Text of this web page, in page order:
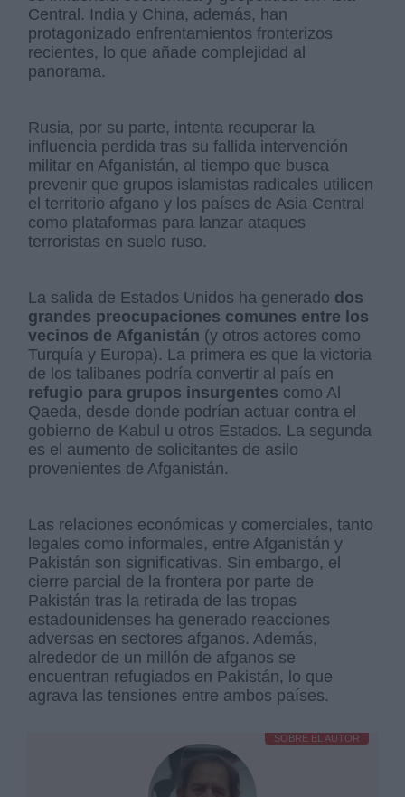
Central. India y China, además, han
protagonizado enfrentamientos fronterizos
recientes, lo que añade complejidad al
panorama.
Rusia, por su parte, intenta recuperar la
influencia perdida tras su fallida intervención
militar en Afganistán, al tiempo que busca
prevenir que grupos islamistas radicales utilicen
el territorio afgano y los países de Asia Central
como plataformas para lanzar ataques
terroristas en suelo ruso.
La salida de Estados Unidos ha generado dos
grandes preocupaciones comunes entre los
vecinos de Afganistán (y otros actores como
Turquía y Europa). La primera es que la victoria
de los talibanes podría convertir al país en
refugio para grupos insurgentes como Al
Qaeda, desde donde podrían actuar contra el
gobierno de Kabul u otros Estados. La segunda
es el aumento de solicitantes de asilo
provenientes de Afganistán.
Las relaciones económicas y comerciales, tanto
legales como informales, entre Afganistán y
Pakistán son significativas. Sin embargo, el
cierre parcial de la frontera por parte de
Pakistán tras la retirada de las tropas
estadounidenses ha generado reacciones
adversas en sectores afganos. Además,
alrededor de un millón de afganos se
encuentran refugiados en Pakistán, lo que
agrava las tensiones entre ambos países.
SOBRE EL AUTOR